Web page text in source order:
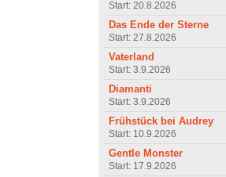
Start: 20.8.2026
Das Ende der Sterne
Start: 27.8.2026
Vaterland
Start: 3.9.2026
Diamanti
Start: 3.9.2026
Frühstück bei Audrey
Start: 10.9.2026
Gentle Monster
Start: 17.9.2026